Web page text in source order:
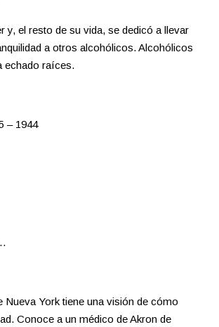
y, el resto de su vida, se dedicó a llevar
a otros alcohólicos. Alcohólicos
echado raíces.
– 1944
Nueva York tiene una visión de cómo
Conoce a un médico de Akron de